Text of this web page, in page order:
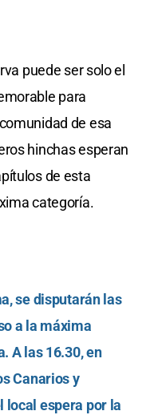
puede ser solo el
para
de esa
hinchas esperan
de esta
categoría.
se disputarán las
a la máxima
A las 16.30, en
Canarios y
local espera por la